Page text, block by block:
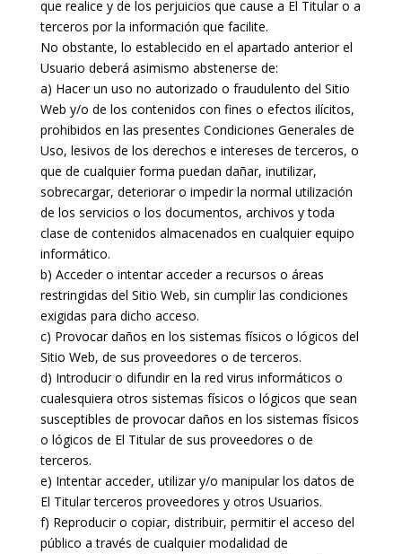
que realice y de los perjuicios que cause a El Titular o a
terceros por la información que facilite.
No obstante, lo establecido en el apartado anterior el
Usuario deberá asimismo abstenerse de:
a) Hacer un uso no autorizado o fraudulento del Sitio
Web y/o de los contenidos con fines o efectos ilícitos,
prohibidos en las presentes Condiciones Generales de
Uso, lesivos de los derechos e intereses de terceros, o
que de cualquier forma puedan dañar, inutilizar,
sobrecargar, deteriorar o impedir la normal utilización
de los servicios o los documentos, archivos y toda
clase de contenidos almacenados en cualquier equipo
informático.
b) Acceder o intentar acceder a recursos o áreas
restringidas del Sitio Web, sin cumplir las condiciones
exigidas para dicho acceso.
c) Provocar daños en los sistemas físicos o lógicos del
Sitio Web, de sus proveedores o de terceros.
d) Introducir o difundir en la red virus informáticos o
cualesquiera otros sistemas físicos o lógicos que sean
susceptibles de provocar daños en los sistemas físicos
o lógicos de El Titular de sus proveedores o de
terceros.
e) Intentar acceder, utilizar y/o manipular los datos de
El Titular terceros proveedores y otros Usuarios.
f) Reproducir o copiar, distribuir, permitir el acceso del
público a través de cualquier modalidad de